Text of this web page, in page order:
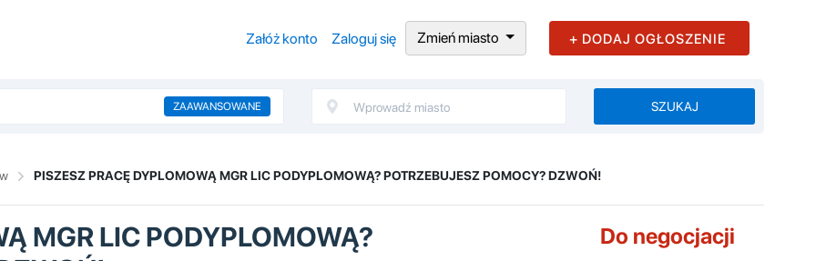
Załóż konto Zaloguj się Zmień miasto + DODAJ OGŁOSZENIE
ZAAWANSOWANE SZUKAJ
PISZESZ PRACĘ DYPLOMOWĄ MGR LIC PODYPLOMOWĄ? POTRZEBUJESZ POMOCY? DZWOŃ!
MGR LIC PODYPLOMOWĄ?
Do negocjacji